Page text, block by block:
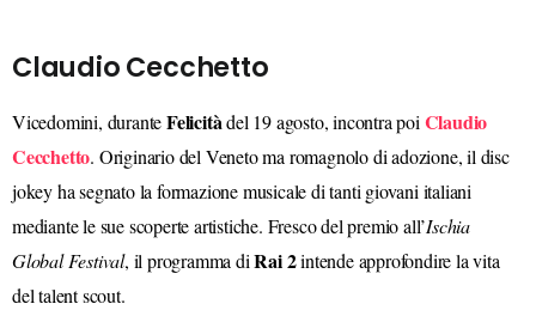
Claudio Cecchetto
Vicedomini, duranteFelicitàdel 19 agosto, incontra poi Claudio
Cecchetto. Originario del Veneto ma romagnolo di adozione, il disc
jokey ha segnato la formazione musicale di tanti giovani italiani
mediante le sue scoperte artistiche. Fresco del premio all’Ischia
Global Festival, il programma diRai 2intende approfondire la vita
del talent scout.